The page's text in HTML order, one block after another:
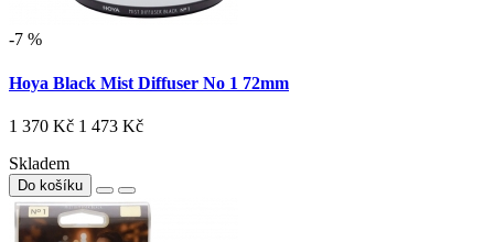
-7 %
Hoya Black Mist Diffuser No 1 72mm
1 370 Kč 1 473 Kč
Skladem
Do košíku